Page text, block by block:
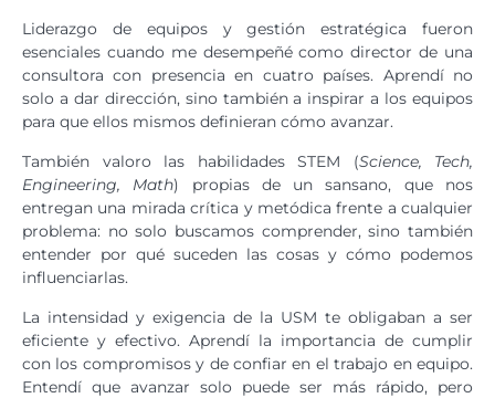
Liderazgo de equipos y gestión estratégica fueron
esenciales cuando me desempeñé como director de una
consultora con presencia en cuatro países. Aprendí no
solo a dar dirección, sino también a inspirar a los equipos
para que ellos mismos definieran cómo avanzar.
También valoro las habilidades STEM (Science, Tech,
Engineering, Math) propias de un sansano, que nos
entregan una mirada crítica y metódica frente a cualquier
problema: no solo buscamos comprender, sino también
entender por qué suceden las cosas y cómo podemos
influenciarlas.
La intensidad y exigencia de la USM te obligaban a ser
eficiente y efectivo. Aprendí la importancia de cumplir
con los compromisos y de confiar en el trabajo en equipo.
Entendí que avanzar solo puede ser más rápido, pero